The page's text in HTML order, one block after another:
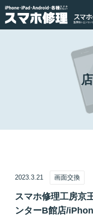
2023.3.21 画面交換
スマホ修理工房京
ンターB館店/